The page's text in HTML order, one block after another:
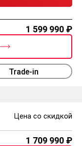
1 599 990
Trade-in
Цена со скидкой
1 709 990